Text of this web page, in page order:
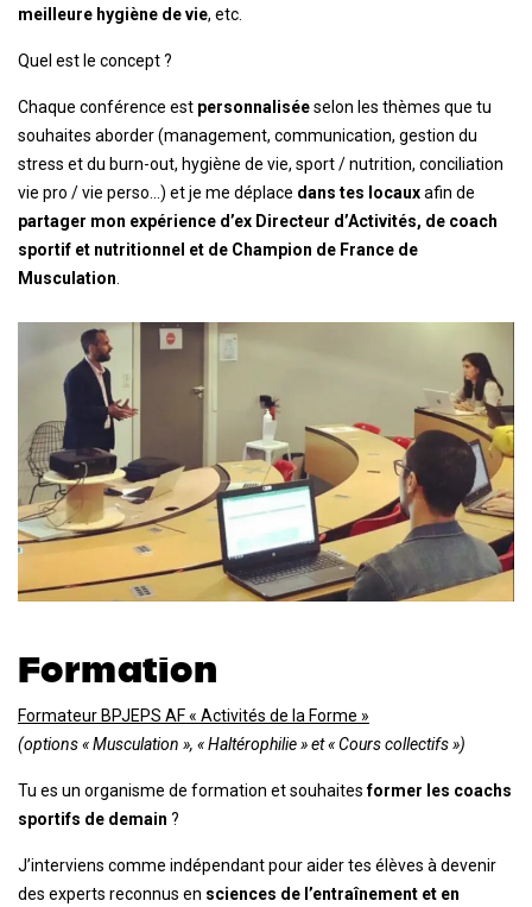
meilleure hygiène de vie, etc.
Quel est le concept ?
Chaque conférence est personnaliséeselon les thèmes que tu
souhaites aborder (management, communication, gestion du
stress et du burn-out, hygiène de vie, sport / nutrition, conciliation
vie pro / vie perso…) et je me déplace dans tes locauxafin de
partager mon expérience d’ex Directeur d’Activités, de coach
sportif et nutritionnel et de Champion de France de
Musculation
Formation
Formateur BPJEPS AF « Activités de la Forme »
(options « Musculation », « Haltérophilie » et « Cours collectifs »)
Tu es un organisme de formation et souhaitesformer les coachs
sportifs de demain ?
J’interviens comme indépendant pour aider tes élèves à devenir
des experts reconnus en sciences de l’entraînement et en